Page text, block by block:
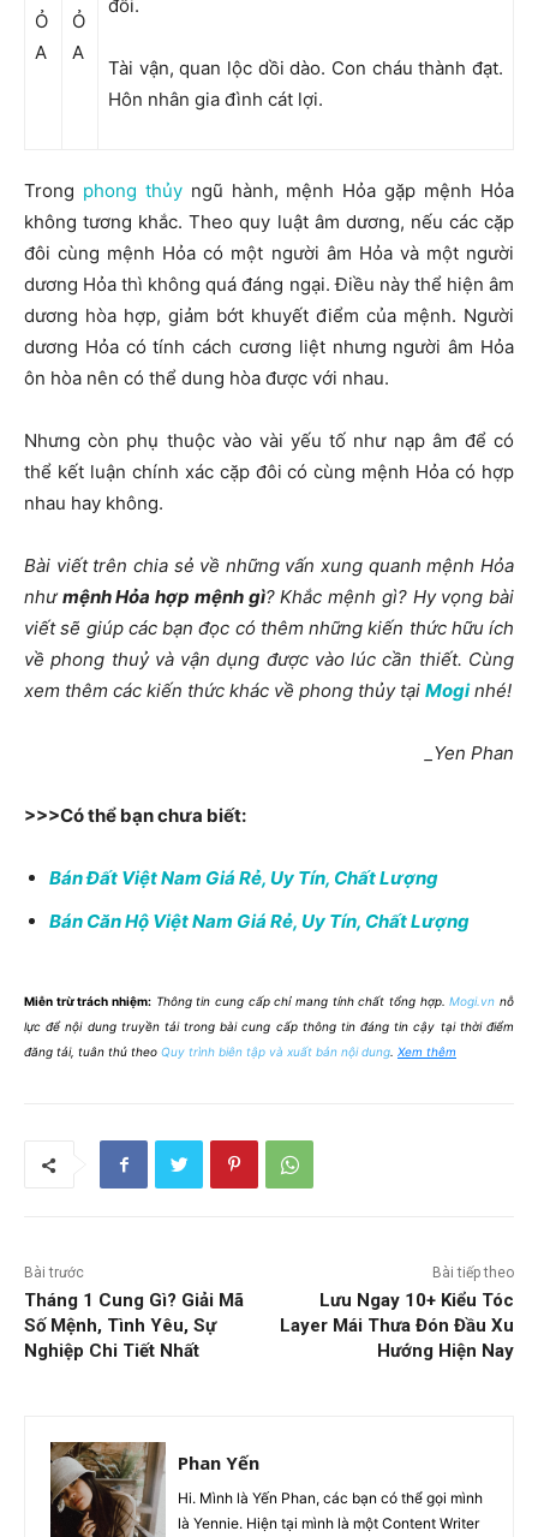
Ỏ
A
Ỏ
A
đôi.
Tài vận, quan lộc dồi dào. Con cháu thành đạt.
Hôn nhân gia đình cát lợi.
Trong phong thủyngũ hành, mệnh Hỏa gặp mệnh Hỏa
không tương khắc. Theo quy luật âm dương, nếu các cặp
đôi cùng mệnh Hỏa có một người âm Hỏa và một người
dương Hỏa thì không quá đáng ngại. Điều này thể hiện âm
dương hòa hợp, giảm bớt khuyết điểm của mệnh. Người
dương Hỏa có tính cách cương liệt nhưng người âm Hỏa
ôn hòa nên có thể dung hòa được với nhau.
Nhưng còn phụ thuộc vào vài yếu tố như nạp âm để có
thể kết luận chính xác cặp đôi có cùng mệnh Hỏa có hợp
nhau hay không.
Bài viết trên chia sẻ về những vấn xung quanh mệnh Hỏa
nhưmệnh Hỏa hợp mệnh gì? Khắc mệnh gì? Hy vọng bài
viết sẽ giúp các bạn đọc có thêm những kiến thức hữu ích
về phong thuỷ và vận dụng được vào lúc cần thiết. Cùng
xem thêm các kiến thức khác về phong thủy tại Mogi nhé!
_Yen Phan
>>>Có thể bạn chưa biết:
Bán Đất Việt Nam Giá Rẻ, Uy Tín, Chất Lượng
Bán Căn Hộ Việt Nam Giá Rẻ, Uy Tín, Chất Lượng
Miễn trừ trách nhiệm: Thông tin cung cấp chỉ mang tính chất tổng hợp.Mogi.vn nỗ
lực để nội dung truyền tải trong bài cung cấp thông tin đáng tin cậy tại thời điểm
đăng tải, tuân thủ theo Quy trình biên tập và xuất bản nội dung Xem thêm
Bài trước
Tháng 1 Cung Gì? Giải Mã
Số Mệnh, Tình Yêu, Sự
Nghiệp Chi Tiết Nhất
Bài tiếp theo
Lưu Ngay 10+ Kiểu Tóc
Layer Mái Thưa Đón Đầu Xu
Hướng Hiện Nay
Phan Yến
Hi. Mình là Yến Phan, các bạn có thể gọi mình
là Yennie. Hiện tại mình là một Content Writer